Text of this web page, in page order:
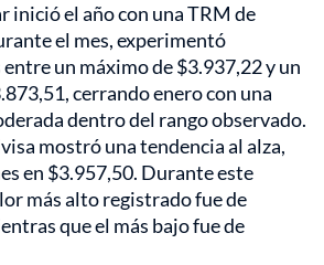
inició el año con una TRM de
el mes, experimentó
un máximo de $3.937,22 y un
cerrando enero con una
dentro del rango observado.
mostró una tendencia al alza,
en $3.957,50. Durante este
más alto registrado fue de
que el más bajo fue de